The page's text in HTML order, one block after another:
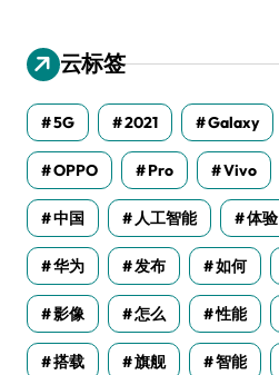
云标签
5G 2021 Galaxy
OPPO Pro Vivo
中国 人工智能 体验
华为 发布 如何
影像 怎么 性能
搭载 旗舰 智能